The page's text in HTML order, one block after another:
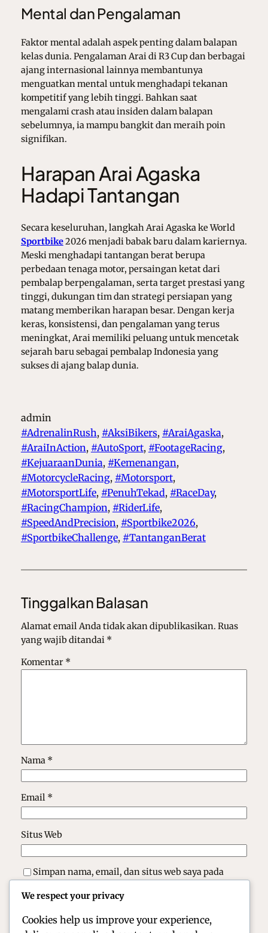
Mental dan Pengalaman
Faktor mental adalah aspek penting dalam balapan
kelas dunia. Pengalaman Arai di R3 Cup dan berbagai
ajang internasional lainnya membantunya
menguatkan mental untuk menghadapi tekanan
kompetitif yang lebih tinggi. Bahkan saat
mengalami crash atau insiden dalam balapan
sebelumnya, ia mampu bangkit dan meraih poin
signifikan.
Harapan Arai Agaska
Hadapi Tantangan
Secara keseluruhan, langkah Arai Agaska ke World
Sportbike2026 menjadi babak baru dalam kariernya.
Meski menghadapi tantangan berat berupa
perbedaan tenaga motor, persaingan ketat dari
pembalap berpengalaman, serta target prestasi yang
tinggi, dukungan tim dan strategi persiapan yang
matang memberikan harapan besar. Dengan kerja
keras, konsistensi, dan pengalaman yang terus
meningkat, Arai memiliki peluang untuk mencetak
sejarah baru sebagai pembalap Indonesia yang
sukses di ajang balap dunia.
admin
#AdrenalinRush, #AksiBikers, #AraiAgaska ,
#AraiInAction, #AutoSport, #FootageRacing ,
#KejuaraanDunia, #Kemenangan ,
#MotorcycleRacing, #Motorsport ,
#MotorsportLife, #PenuhTekad, #RaceDay ,
#RacingChampion, #RiderLife ,
#SpeedAndPrecision, #Sportbike2026 ,
#SportbikeChallenge, #TantanganBerat
Tinggalkan Balasan
Alamat email Anda tidak akan dipublikasikan. Ruas
yang wajib ditandai *
Komentar *
Nama *
Email *
Situs Web
Simpan nama, email, dan situs web saya pada
We respect your privacy
Cookies help us improve your experience,